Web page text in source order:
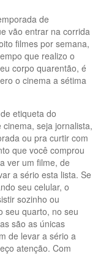
de
vão entrar na corrida
filmes por semana,
que realizo o
corpo quarentão, é
o cinema a sétima
etiqueta do
seja jornalista,
ou pra curtir com
que você comprou
ver um filme, de
a sério esta lista. Se
seu celular, o
sozinho ou
seu quarto, no seu
são as únicas
de levar a sério a
atenção. Com